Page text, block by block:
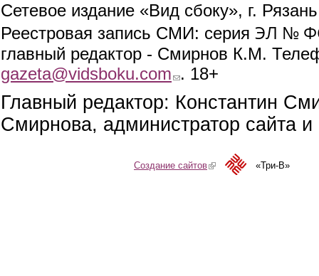
Сетевое издание «Вид сбоку», г.
Реестровая запись СМИ: серия ЭЛ №
главный редактор - Смирнов К.М.
gazeta@vidsboku.com (link sends e-mail)
. 18+
Главный редактор: Константин
Смирнова, администратор сайта
Создание сайтов(link is external)«Три-В»